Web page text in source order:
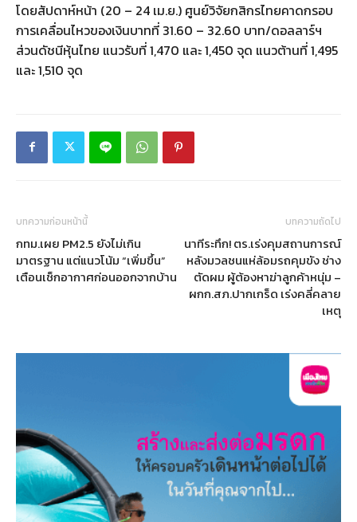
โดยสัปดาห์หน้า (20 – 24 เม.ย.) ศูนย์วิจัยกสิกรไทยคาดกรอบ
การเคลื่อนไหวของเงินบาทที่ 31.60 – 32.60 บาท/ดอลลาร์ฯ
ส่วนดัชนีหุ้นไทย แนวรับที่ 1,470 และ 1,450 จุด แนวต้านที่ 1,495
และ 1,510 จุด
บทความก่อนหน้านี้
กทม.เผย PM2.5 ยังไม่เกิน
มาตรฐาน แต่แนวโน้ม “เพิ่มขึ้น”
เตือนเช็กอากาศก่อนออกจากบ้าน
บทความถัดไป
นาทีระทึก! ตร.เร่งคุมสถานการณ์
หลังมวลชนแห่ล้อมรถคุมขัง ช่าง
ตัดผม ผู้ต้องหาฆ่าลูกค้าหนุ่ม –
ผกก.สภ.ปากเกร็ด เร่งคลี่คลาย
เหตุ